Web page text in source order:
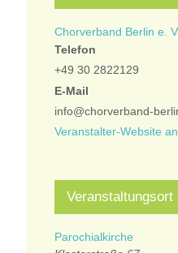
Chorverband Berlin e. V.
Telefon
+49 30 2822129
E-Mail
info@chorverband-
Veranstalter-Website
Veranstaltungsort
Parochialkirche